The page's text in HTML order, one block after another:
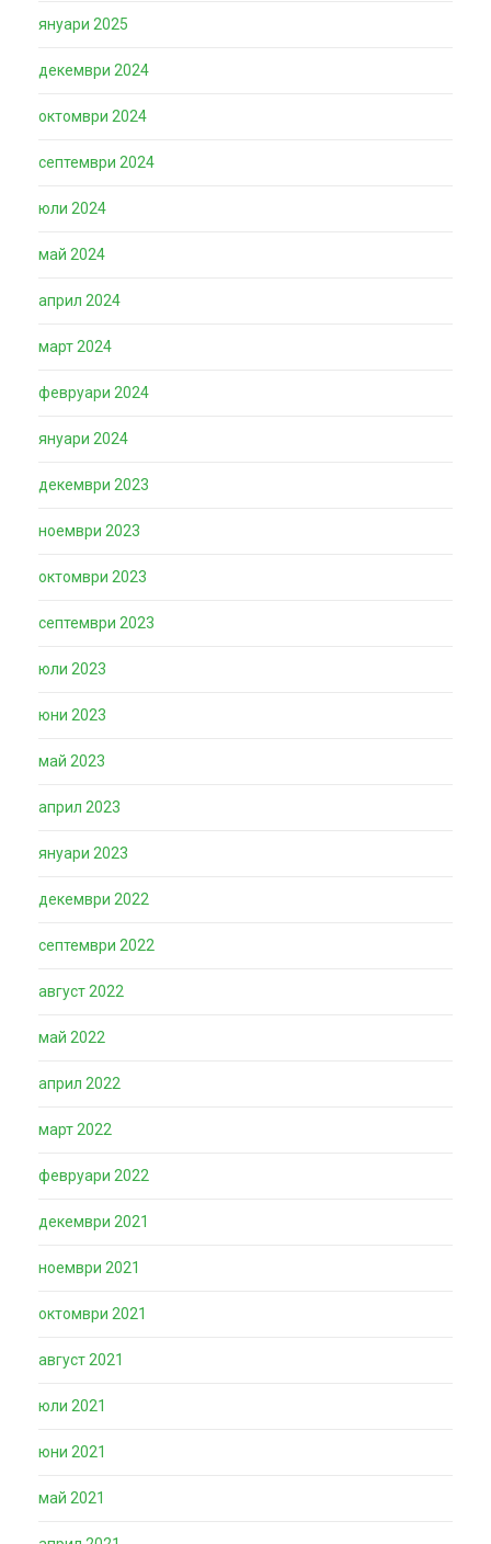
януари 2025
декември 2024
октомври 2024
септември 2024
юли 2024
май 2024
април 2024
март 2024
февруари 2024
януари 2024
декември 2023
ноември 2023
октомври 2023
септември 2023
юли 2023
юни 2023
май 2023
април 2023
януари 2023
декември 2022
септември 2022
август 2022
май 2022
април 2022
март 2022
февруари 2022
декември 2021
ноември 2021
октомври 2021
август 2021
юли 2021
юни 2021
май 2021